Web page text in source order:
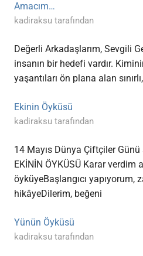
Amacım…
kadiraksu tarafından
Değerli Arkadaşlarım, Sevgili
insanın bir hedefi vardır.
yaşantıları ön plana alan sınırlı,
Ekinin Öyküsü
kadiraksu tarafından
14 Mayıs Dünya Çiftçiler Günü
EKİNİN ÖYKÜSÜ Karar verdim
öyküyeBaşlangıcı yapıyorum,
hikâyeDilerim, beğeni
Yünün Öyküsü
kadiraksu tarafından